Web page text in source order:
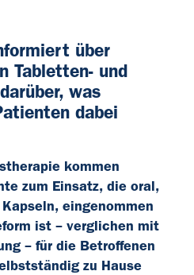
über
Tabletten- und
was
dabei
kommen
zum Einsatz, die oral,
eingenommen
ist – verglichen mit
– für die Betroffenen
zu Hause